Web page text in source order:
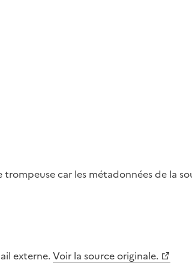
car les métadonnées de la
externe. Voir la source originale.